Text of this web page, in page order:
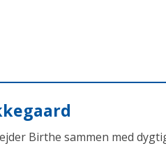
Birthe sammen med